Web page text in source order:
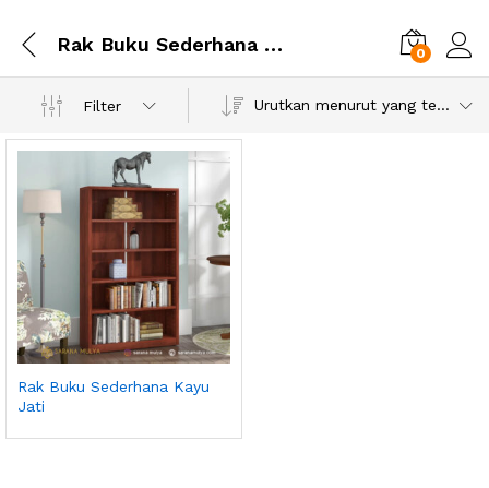
Rak Buku Sederhana Kayu Jati 0
Filter Urutkan menurut yang terbaru
Rak Buku Sederhana Kayu
Jati